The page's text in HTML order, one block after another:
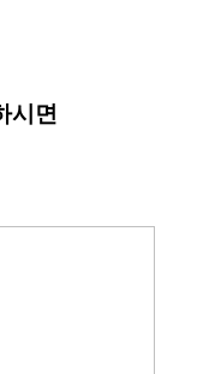
시면